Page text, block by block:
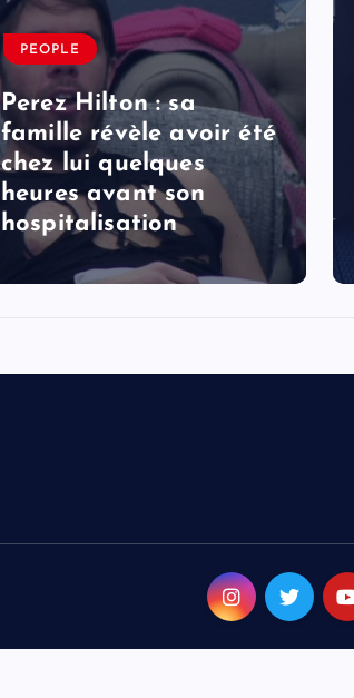
PEOPLE
Perez Hilton : sa
famille révèle avoir été
chez lui quelques
heures avant son
hospitalisation